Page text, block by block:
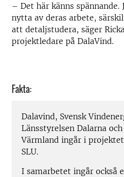
– Det här känns
nytta av deras arbete,
att detaljstudera, säger
projektledare på DalaVind.
Fakta:
Dalavind, Svensk
Länsstyrelsen Dalarna
Värmland ingår i
SLU.
I samarbetet ingår också